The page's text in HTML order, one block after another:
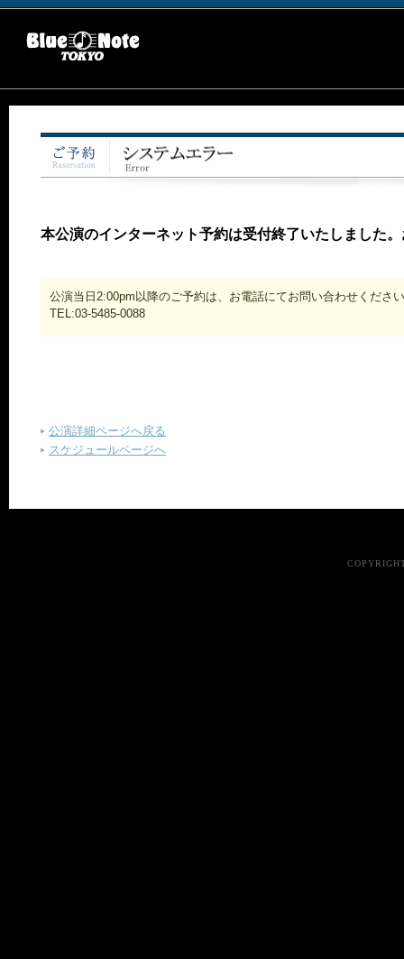
本公演のインターネット予約は受付終了いたしました
公演当日2:00pm以降のご予約は、お電話にてお問い合わせくださ
TEL:03-5485-0088
公演詳細ページへ戻る
スケジュールページへ